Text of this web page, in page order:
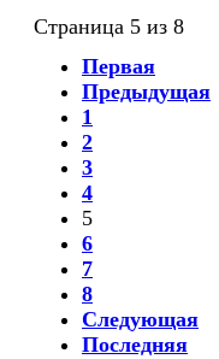
Страница 5 из 8
Первая
Предыдущая
1
2
3
4
5
6
7
8
Следующая
Последняя